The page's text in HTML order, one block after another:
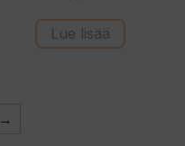
s
äLue lisää
→